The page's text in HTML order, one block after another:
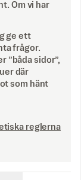
Om vi har
ge ett
frågor.
”båda sidor”,
där
som hänt
reglerna